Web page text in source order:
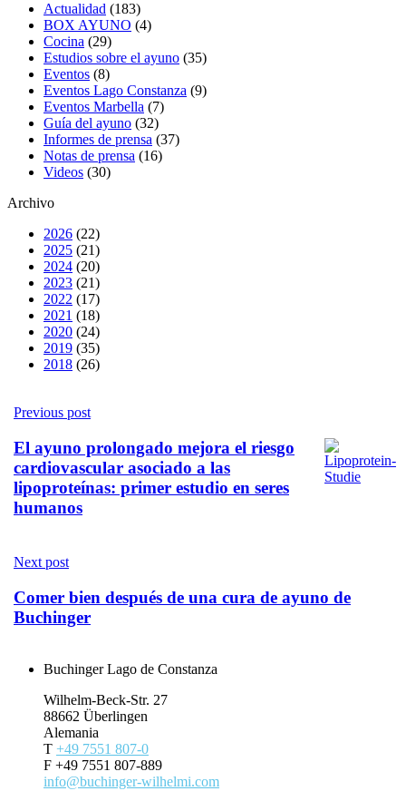
Actualidad (183)
BOX AYUNO (4)
Cocina (29)
Estudios sobre el ayuno (35)
Eventos (8)
Eventos Lago Constanza (9)
Eventos Marbella (7)
Guía del ayuno (32)
Informes de prensa (37)
Notas de prensa (16)
Videos (30)
Archivo
2026 (22)
2025 (21)
2024 (20)
2023 (21)
2022 (17)
2021 (18)
2020 (24)
2019 (35)
2018 (26)
Previous post
El ayuno prolongado mejora el riesgo
cardiovascular asociado a las
lipoproteínas: primer estudio en seres
humanos
Next post
Comer bien después de una cura de ayuno de
Buchinger
Buchinger Lago de Constanza
Wilhelm-Beck-Str. 27
88662 Überlingen
Alemania
T +49 7551 807-0
F +49 7551 807-889
info@buchinger-wilhelmi.com